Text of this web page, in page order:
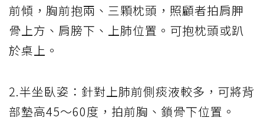
前傾，胸前抱兩、三顆枕頭，照顧者拍肩胛
骨上方、肩膀下、上肺位置。可抱枕頭或趴
於桌上。
2.半坐臥姿：針對上肺前側痰液較多，可將背
部墊高45～60度，拍前胸、鎖骨下位置。